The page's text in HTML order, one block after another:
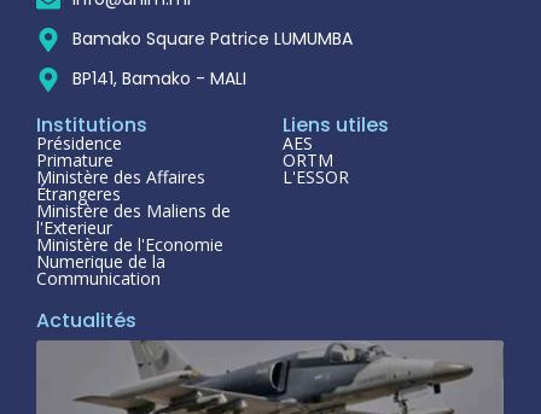
Bamako Square Patrice LUMUMBA
BP141, Bamako - MALI
Institutions
Présidence
Primature
Ministère des Affaires
Étrangeres
Ministère des Maliens de
l'Exterieur
Ministère de l'Economie
Numerique de la
Communication
Liens utiles
AES
ORTM
L'ESSOR
Actualités